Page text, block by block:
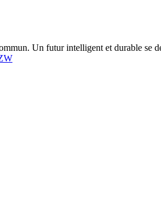
Un futur intelligent et durable se